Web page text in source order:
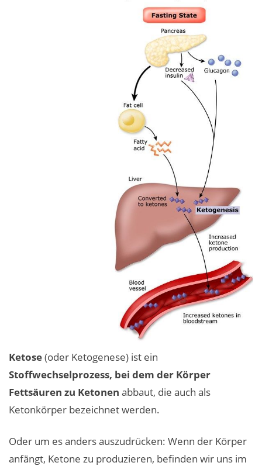
Ketose(oder Ketogenese) ist ein
Stoffwechselprozess, bei dem der Körper
Fettsäuren zu Ketonen abbaut, die auch als
Ketonkörper bezeichnet werden.
Oder um es anders auszudrücken: Wenn der Körper
anfängt, Ketone zu produzieren, befinden wir uns im